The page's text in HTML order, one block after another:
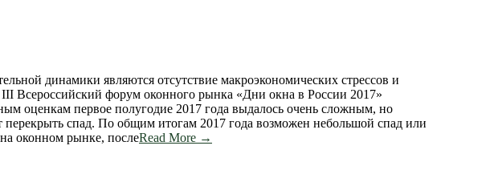
динамики являются отсутствие макроэкономических стрессов и
Всероссийский форум оконного рынка «Дни окна в России 2017»
оценкам первое полугодие 2017 года выдалось очень сложным, но
спад. По общим итогам 2017 года возможен небольшой спад или
оконном рынке, послеRead More →